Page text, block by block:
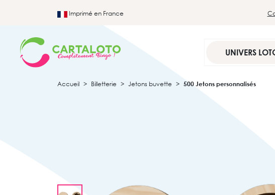
Imprimé en France
UNIVERS
Accueil Billetterie Jetons buvette 500 Jetons personnalisés